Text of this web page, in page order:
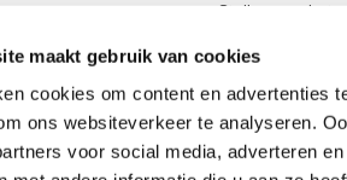
maakt gebruik van cookies
cookies om content en advertenties
ons websiteverkeer te analyseren.
voor social media, adverteren
Stellenangebote
Unser geschäft